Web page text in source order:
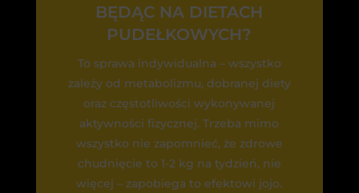
BĘDĄC NA DIETACH
PUDEŁKOWYCH?
To sprawa indywidualna – wszystko
zależy od metabolizmu, dobranej diety
oraz częstotliwości wykonywanej
aktywności fizycznej. Trzeba mimo
wszystko nie zapomnieć, że zdrowe
chudnięcie to 1-2 kg na tydzień, nie
więcej – zapobiega to efektowi jojo.